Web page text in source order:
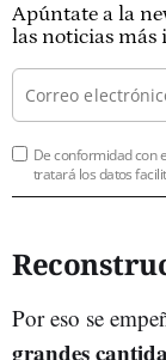
Apúntate a la
las noticias más
De conformidad con
tratará los datos
Por eso se
grandes